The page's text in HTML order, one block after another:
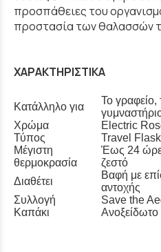
προσπάθειες του
προστασία των θαλασσών
ΧΑΡΑΚΤΗΡΙΣΤΙΚΑ
Κατάλληλο για
Το γραφείο,
Χρώμα
Electric
Τύπος
Travel Flask
Μέγιστη
θερμοκρασία
Έως 24
ζεστό
Διαθέτει
Βαφή με
αντοχής
Συλλογή
Save the
Καπάκι